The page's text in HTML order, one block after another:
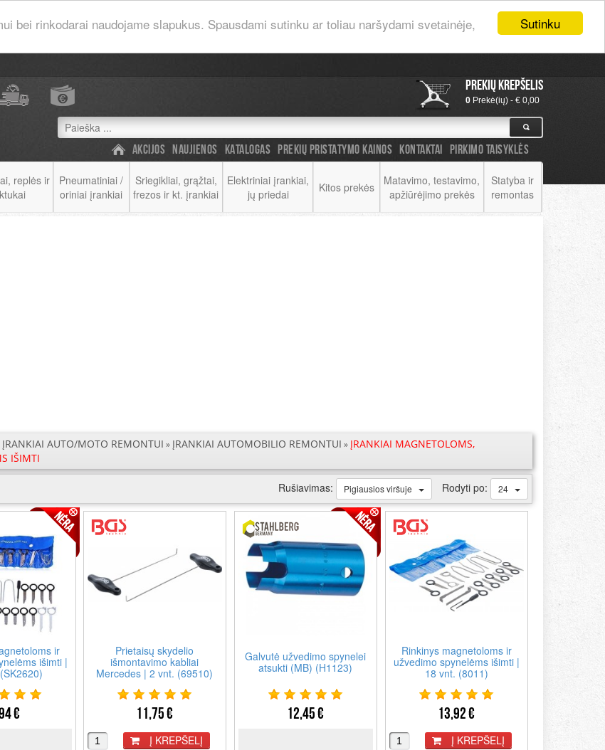
Sutinku
bei rinkodarai naudojame slapukus. Spausdami sutinku ar toliau naršydami svetainėje,
Prekių krepšelis
0 Prekė(ių) - € 0,00
AKCIJOS NAUJIENOS KATALOGAS PREKIŲ PRISTATYMO KAINOS KONTAKTAI PIRKIMO TAISYKLĖS
replės ir
Pneumatiniai /
oriniai įrankiai
Sriegikliai, grąžtai,
frezos ir kt. įrankiai
Elektriniai įrankiai,
jų priedai
Kitos prekės
Matavimo, testavimo,
apžiūrėjimo prekės
Statyba ir
remontas
ĮRANKIAI AUTO/MOTO REMONTUI » ĮRANKIAI AUTOMOBILIO REMONTUI » ĮRANKIAI MAGNETOLOMS,
IŠIMTI
Rušiavimas: Pigiausios viršuje Rodyti po: 24
ir
išimti |
€
Prietaisų skydelio
išmontavimo kabliai
Mercedes | 2 vnt. (69510)
11,75 €
Į KREPŠELĮ
Galvutė užvedimo spynelei
atsukti (MB) (H1123)
12,45 €
Rinkinys magnetoloms ir
užvedimo spynelėms išimti |
18 vnt. (8011)
13,92 €
Į KREPŠELĮ
Prisijungti